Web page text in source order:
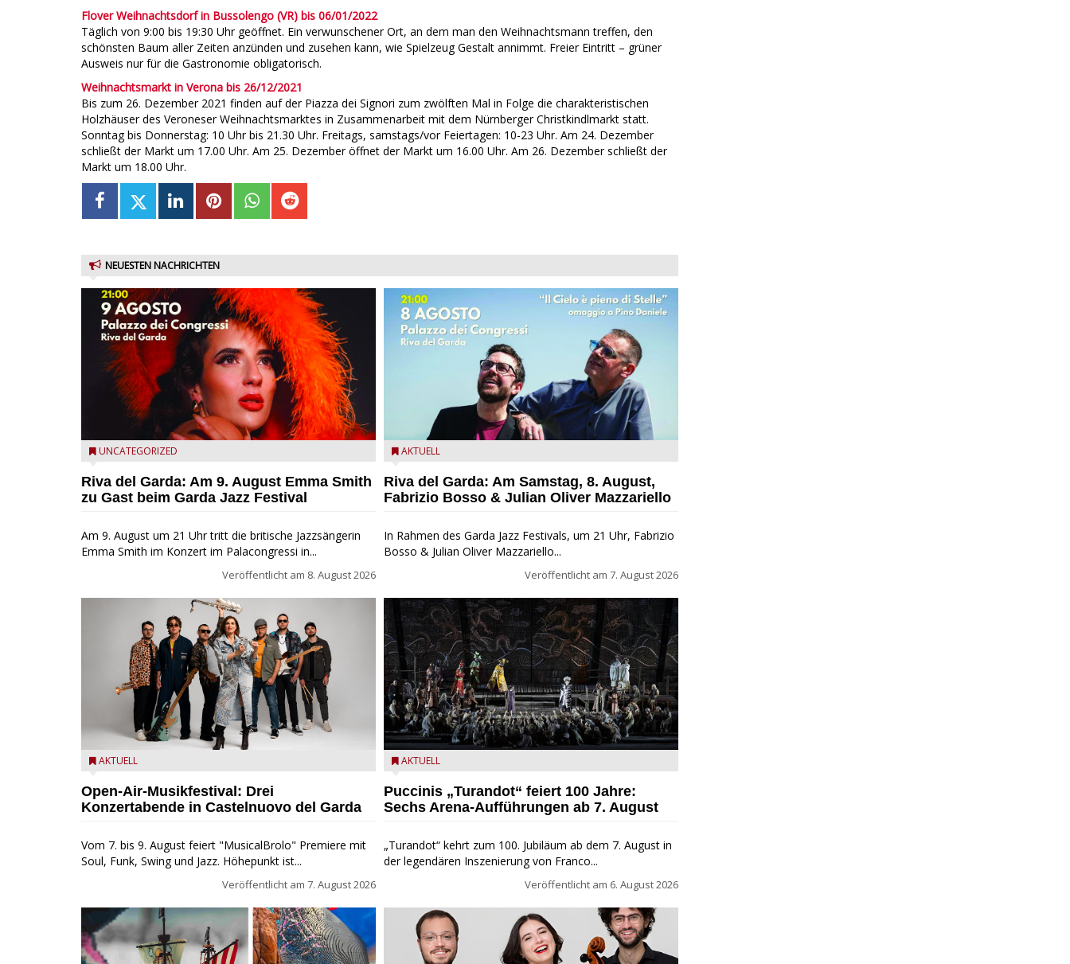
Flover Weihnachtsdorf in Bussolengo (VR) bis 06/01/2022
Täglich von 9:00 bis 19:30 Uhr geöffnet. Ein verwunschener Ort, an dem man den Weihnachtsmann treffen, den
schönsten Baum aller Zeiten anzünden und zusehen kann, wie Spielzeug Gestalt annimmt. Freier Eintritt – grüner
Ausweis nur für die Gastronomie obligatorisch.
Weihnachtsmarkt in Verona bis 26/12/2021
Bis zum 26. Dezember 2021 finden auf der Piazza dei Signori zum zwölften Mal in Folge die charakteristischen
Holzhäuser des Veroneser Weihnachtsmarktes in Zusammenarbeit mit dem Nürnberger Christkindlmarkt statt.
Sonntag bis Donnerstag: 10 Uhr bis 21.30 Uhr. Freitags, samstags/vor Feiertagen: 10-23 Uhr. Am 24. Dezember
schließt der Markt um 17.00 Uhr. Am 25. Dezember öffnet der Markt um 16.00 Uhr. Am 26. Dezember schließt der
Markt um 18.00 Uhr.
NEUESTEN NACHRICHTEN
Riva del Garda - Emma Smith zu Gast beim Garda Jazz
UNCATEGORIZED
Riva del Garda: Am 9. August Emma Smith
zu Gast beim Garda Jazz Festival
Am 9. August um 21 Uhr tritt die britische Jazzsängerin
Emma Smith im Konzert im Palacongressi in...
Veröffentlicht am 8. August 2026
Castelnuovo del Garda: Die "Dirotta su Cuba" zu Gast
AKTUELL
Open-Air-Musikfestival: Drei
Konzertabende in Castelnuovo del Garda
Vom 7. bis 9. August feiert "MusicalBrolo" Premiere mit
Soul, Funk, Swing und Jazz. Höhepunkt ist...
Veröffentlicht am 7. August 2026
Fabrizio Bosso & Julian Oliver Mazzariello zu Gast beim
AKTUELL
Riva del Garda: Am Samstag, 8. August,
Fabrizio Bosso & Julian Oliver Mazzariello
In Rahmen des Garda Jazz Festivals, um 21 Uhr, Fabrizio
Bosso & Julian Oliver Mazzariello...
Veröffentlicht am 7. August 2026
Turandot in der Arena von Verona - Ennevi für
AKTUELL
Puccinis „Turandot“ feiert 100 Jahre:
Sechs Arena-Aufführungen ab 7. August
„Turandot“ kehrt zum 100. Jubiläum ab dem 7. August in
der legendären Inszenierung von Franco...
Veröffentlicht am 6. August 2026